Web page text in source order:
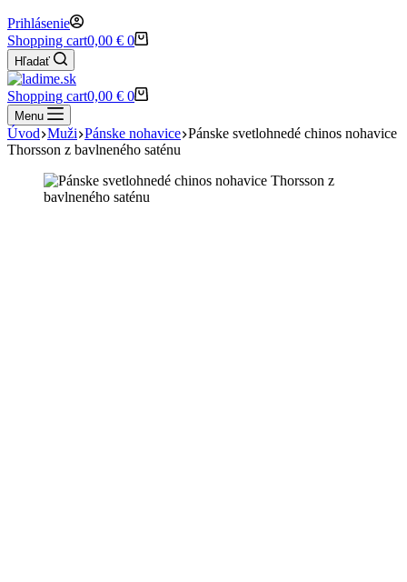
Prihlásenie
Shopping cart0,00 € 0
Hľadať
Shopping cart0,00 € 0
Menu
Úvod Muži Pánske nohavice Pánske svetlohnedé chinos nohavice
Thorsson z bavlneného saténu